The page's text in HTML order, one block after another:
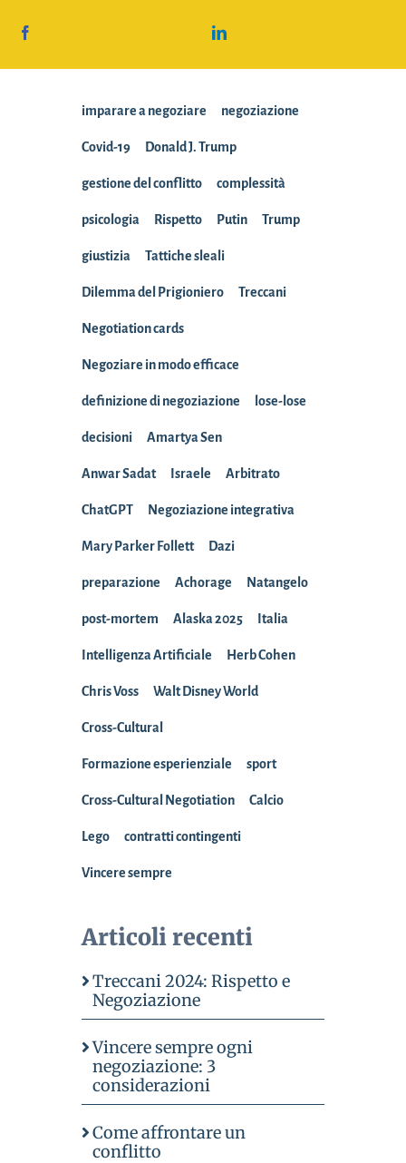
imparare a negoziare negoziazione
Covid-19 Donald J. Trump
gestione del conflitto complessità
psicologia Rispetto Putin Trump
giustizia Tattiche sleali
Dilemma del Prigioniero Treccani
Negotiation cards
Negoziare in modo efficace
definizione di negoziazione lose-lose
decisioni Amartya Sen
Anwar Sadat Israele Arbitrato
ChatGPT Negoziazione integrativa
Mary Parker Follett Dazi
preparazione Achorage Natangelo
post-mortem Alaska 2025 Italia
Intelligenza Artificiale Herb Cohen
Chris Voss Walt Disney World
Cross-Cultural
Formazione esperienziale sport
Cross-Cultural Negotiation Calcio
Lego contratti contingenti
Vincere sempre
Articoli recenti
Treccani 2024: Rispetto e
Negoziazione
Vincere sempre ogni
negoziazione: 3
considerazioni
Come affrontare un
conflitto